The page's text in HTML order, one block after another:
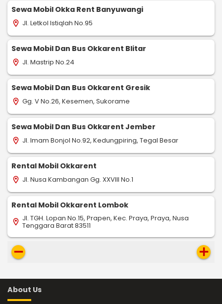
Sewa Mobil Okka Rent Banyuwangi
location_on Jl. Letkol Istiqlah No.95
Sewa Mobil Dan Bus Okkarent Blitar
location_on Jl. Mastrip No.24
Sewa Mobil Dan Bus Okkarent Gresik
location_on Gg. V No.26, Kesemen, Sukorame
Sewa Mobil Dan Bus Okkarent Jember
location_on Jl. Imam Bonjol No.92, Kedungpiring, Tegal Besar
Rental Mobil Okkarent
location_on Jl. Nusa Kambangan Gg. XXVIII No.1
Rental Mobil Okkarent Lombok
location_on Jl. TGH. Lopan No.15, Prapen, Kec. Praya, Praya, Nusa
Tenggara Barat 83511
remove add
About Us